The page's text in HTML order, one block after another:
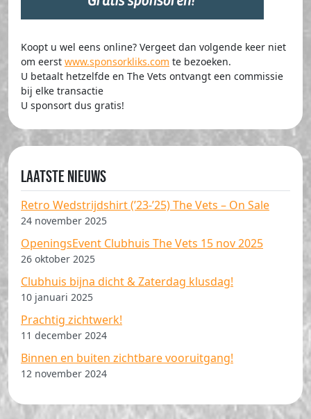
Koopt u wel eens online? Vergeet dan volgende keer niet
om eerst www.sponsorkliks.com te bezoeken.
U betaalt hetzelfde en The Vets ontvangt een commissie
bij elke transactie
U sponsort dus gratis!
Laatste nieuws
Retro Wedstrijdshirt (’23-’25) The Vets – On Sale
24 november 2025
OpeningsEvent Clubhuis The Vets 15 nov 2025
26 oktober 2025
Clubhuis bijna dicht & Zaterdag klusdag!
10 januari 2025
Prachtig zichtwerk!
11 december 2024
Binnen en buiten zichtbare vooruitgang!
12 november 2024